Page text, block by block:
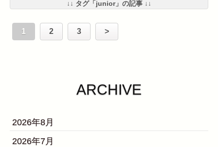
↓↓ タグ「junior」の記事 ↓↓
1 2 3 >
ARCHIVE
2026年8月
2026年7月